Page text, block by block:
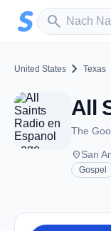
Zum Hauptinhalt
search
Sender suchen
United States chevron_right Texas
The
placeSan
Gospel